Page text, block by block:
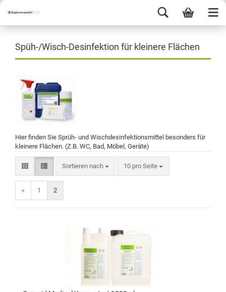
Spüh-/Wisch-Desinfektion für kleinere Flächen
Hier finden Sie Sprüh- und Wischdesinfektionsmittel besonders für
kleinere Flächen. (Z.B. WC, Bad, Möbel, Geräte)
Sortieren nach 10 pro Seite
« 1 2